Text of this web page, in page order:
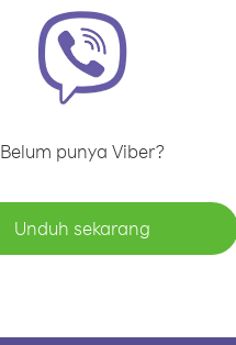
Belum punya Viber?
Unduh sekarang